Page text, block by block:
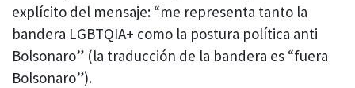
explícito del mensaje: “me representa tanto la
bandera LGBTQIA+ como la postura política anti
Bolsonaro” (la traducción de la bandera es “fuera
Bolsonaro”).